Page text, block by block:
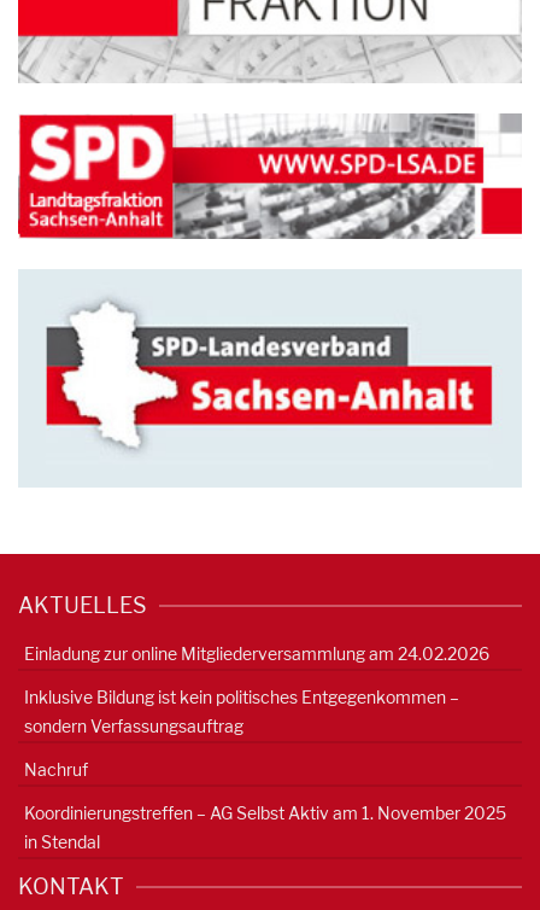
AKTUELLES
Einladung zur online Mitgliederversammlung am 24.02.2026
Inklusive Bildung ist kein politisches Entgegenkommen –
sondern Verfassungsauftrag
Nachruf
Koordinierungstreffen – AG Selbst Aktiv am 1. November 2025
in Stendal
KONTAKT